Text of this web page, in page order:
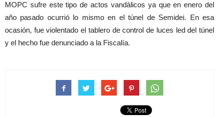
MOPC sufre este tipo de actos vandálicos ya que en enero del
año pasado ocurrió lo mismo en el túnel de Semidei. En esa
ocasión, fue violentado el tablero de control de luces led del túnel
y el hecho fue denunciado a la Fiscalía.